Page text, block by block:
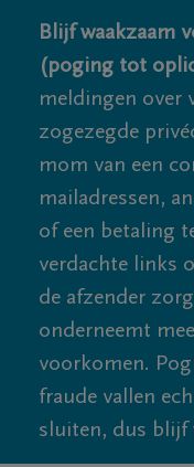
Blijf waakzaam
(poging tot
meldingen over
zogezegde
mom van een
mailadressen,
of een betaling
verdachte links
de afzender
onderneemt
voorkomen.
fraude vallen
sluiten, dus blijf